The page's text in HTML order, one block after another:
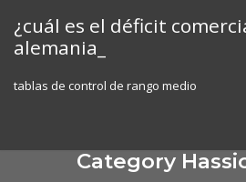
content
¿cuál es el déficit
alemania_
tablas de control de rango medio
Category